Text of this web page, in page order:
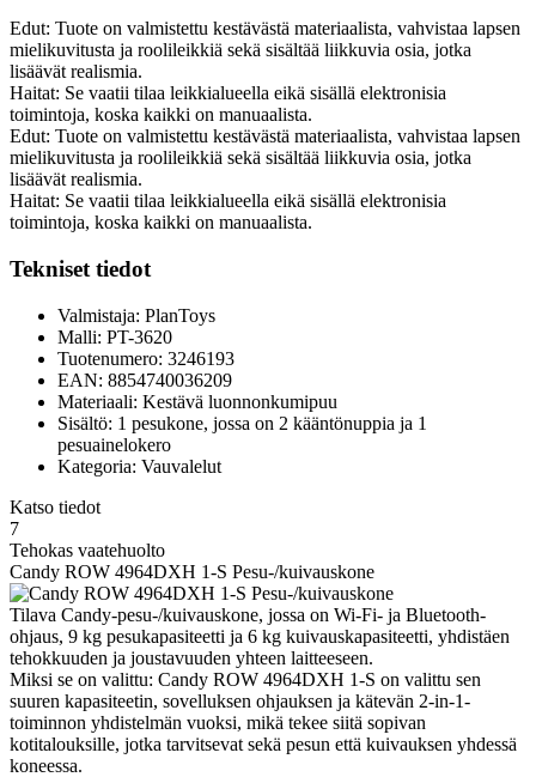
Edut: Tuote on valmistettu kestävästä materiaalista, vahvistaa lapsen
mielikuvitusta ja roolileikkiä sekä sisältää liikkuvia osia, jotka
lisäävät realismia.
Haitat: Se vaatii tilaa leikkialueella eikä sisällä elektronisia
toimintoja, koska kaikki on manuaalista.
Edut: Tuote on valmistettu kestävästä materiaalista, vahvistaa lapsen
mielikuvitusta ja roolileikkiä sekä sisältää liikkuvia osia, jotka
lisäävät realismia.
Haitat: Se vaatii tilaa leikkialueella eikä sisällä elektronisia
toimintoja, koska kaikki on manuaalista.
Tekniset tiedot
Valmistaja: PlanToys
Malli: PT-3620
Tuotenumero: 3246193
EAN: 8854740036209
Materiaali: Kestävä luonnonkumipuu
Sisältö: 1 pesukone, jossa on 2 kääntönuppia ja 1
pesuainelokero
Kategoria: Vauvalelut
Katso tiedot
7
Tehokas vaatehuolto
Candy ROW 4964DXH 1-S Pesu-/kuivauskone
Tilava Candy-pesu-/kuivauskone, jossa on Wi-Fi- ja Bluetooth-
ohjaus, 9 kg pesukapasiteetti ja 6 kg kuivauskapasiteetti, yhdistäen
tehokkuuden ja joustavuuden yhteen laitteeseen.
Miksi se on valittu: Candy ROW 4964DXH 1-S on valittu sen
suuren kapasiteetin, sovelluksen ohjauksen ja kätevän 2-in-1-
toiminnon yhdistelmän vuoksi, mikä tekee siitä sopivan
kotitalouksille, jotka tarvitsevat sekä pesun että kuivauksen yhdessä
koneessa.